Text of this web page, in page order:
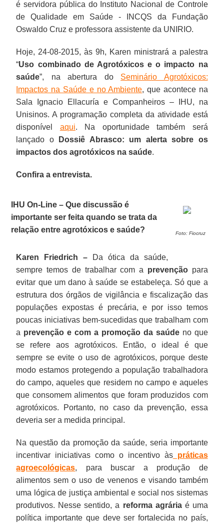
é servidora pública do Instituto Nacional de Controle
de Qualidade em Saúde - INCQS da Fundação
Oswaldo Cruz e professora assistente da UNIRIO.
Hoje, 24-08-2015, às 9h, Karen ministrará a palestra
“Uso combinado de Agrotóxicos e o impacto na
saúde”, na abertura do Seminário Agrotóxicos:
Impactos na Saúde e no Ambiente, que acontece na
Sala Ignacio Ellacuría e Companheiros – IHU, na
Unisinos. A programação completa da atividade está
disponível aqui. Na oportunidade também será
lançado o
Dossiê Abrasco: um alerta sobre os
impactos dos agrotóxicos na saúde.
Confira a entrevista.
Foto: Fiocruz
IHU On-Line – Que discussão é
importante ser feita quando se trata da
relação entre agrotóxicos e saúde?
Karen Friedrich – Da ótica da saúde,
sempre temos de trabalhar com a prevençãopara
evitar que um dano à saúde se estabeleça. Só que a
estrutura dos órgãos de vigilância e fiscalização das
populações expostas é precária, e por isso temos
poucas iniciativas bem-sucedidas que trabalham com
a prevenção e com a promoção da saúdeno que
se refere aos agrotóxicos. Então, o ideal é que
sempre se evite o uso de agrotóxicos, porque deste
modo estamos protegendo a população trabalhadora
do campo, aqueles que residem no campo e aqueles
que consomem alimentos que foram produzidos com
agrotóxicos. Portanto, no caso da prevenção, essa
deveria ser a medida principal.
Na questão da promoção da saúde, seria importante
incentivar iniciativas como o incentivo àspráticas
agroecológicas, para buscar a produção de
alimentos sem o uso de venenos e visando também
uma lógica de justiça ambiental e social nos sistemas
produtivos. Nesse sentido, a reforma agráriaé uma
política importante que deve ser fortalecida no país,